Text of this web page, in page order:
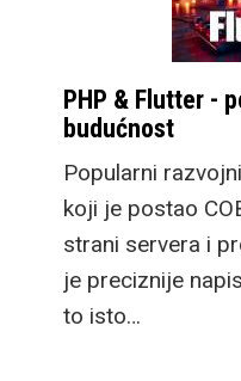
PHP & Flutter -
budućnost
Popularni
koji je postao
strani servera i
je preciznije
to isto…